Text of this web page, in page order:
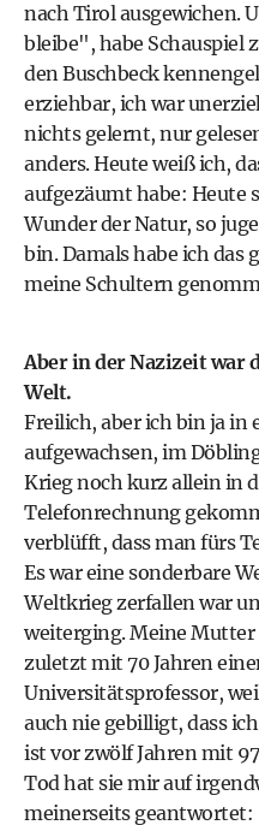
nach Tirol ausgewichen.
bleibe", habe Schauspiel
den Buschbeck
erziehbar, ich war
nichts gelernt, nur
anders. Heute weiß ich,
aufgezäumt habe: Heute
Wunder der Natur, so
bin. Damals habe ich das
meine Schultern
Aber in der Nazizeit war
Welt.
Freilich, aber ich bin ja in
aufgewachsen, im
Krieg noch kurz allein in
Telefonrechnung
verblüfft, dass man fürs
Es war eine sonderbare
Weltkrieg zerfallen war
weiterging. Meine
zuletzt mit 70 Jahren
Universitätsprofessor,
auch nie gebilligt, dass
ist vor zwölf Jahren mit
Tod hat sie mir auf
meinerseits